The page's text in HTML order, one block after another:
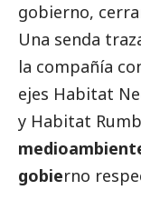
gobierno,
Una senda
la compañía
ejes Habitat
y Habitat
gobierno